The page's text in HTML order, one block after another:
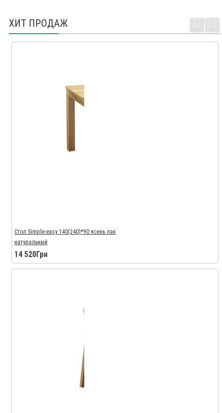
ХИТ ПРОДАЖ
Стол Simple-easy 140(240)*90 ясень лак
натуральный
14 520Грн